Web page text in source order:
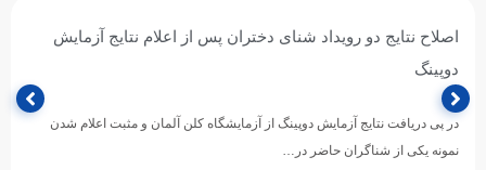
اصلاح نتایج دو رویداد شنای دختران پس از اعلام نتایج آزمایش
دوپینگ
در پی دریافت نتایج آزمایش دوپینگ از آزمایشگاه کلن آلمان و مثبت اعلام شدن
نمونه یکی از شناگران حاضر در…